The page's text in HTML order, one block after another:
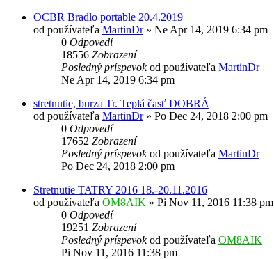
OCBR Bradlo portable 20.4.2019
od používateľa MartinDr» Ne Apr 14, 2019 6:34 pm
0 Odpovedí
18556 Zobrazení
Posledný príspevokod používateľa MartinDr
Ne Apr 14, 2019 6:34 pm
stretnutie, burza Tr. Teplá časť DOBRÁ
od používateľa MartinDr» Po Dec 24, 2018 2:00 pm
0 Odpovedí
17652 Zobrazení
Posledný príspevokod používateľa MartinDr
Po Dec 24, 2018 2:00 pm
Stretnutie TATRY 2016 18.-20.11.2016
od používateľa OM8AIK » Pi Nov 11, 2016 11:38 pm
0 Odpovedí
19251 Zobrazení
Posledný príspevokod používateľa OM8AIK
Pi Nov 11, 2016 11:38 pm